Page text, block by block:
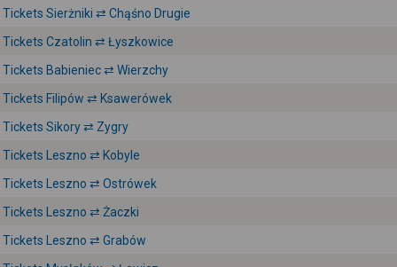
Tickets Sierżniki ⇄ Chąśno Drugie
Tickets Czatolin ⇄ Łyszkowice
Tickets Babieniec ⇄ Wierzchy
Tickets Filipów ⇄ Ksawerówek
Tickets Sikory ⇄ Zygry
Tickets Leszno ⇄ Kobyle
Tickets Leszno ⇄ Ostrówek
Tickets Leszno ⇄ Żaczki
Tickets Leszno ⇄ Grabów